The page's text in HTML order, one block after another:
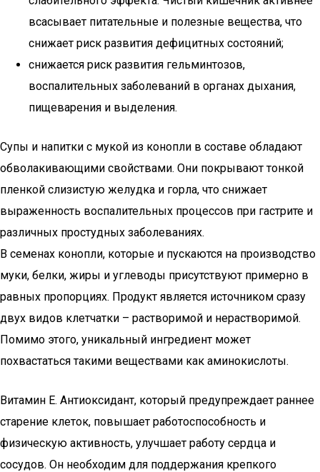
всасывает питательные и полезные вещества, что
снижает риск развития дефицитных состояний;
снижается риск развития гельминтозов,
воспалительных заболеваний в органах дыхания,
пищеварения и выделения.
Супы и напитки с мукой из конопли в составе обладают
обволакивающими свойствами. Они покрывают тонкой
пленкой слизистую желудка и горла, что снижает
выраженность воспалительных процессов при гастрите и
различных простудных заболеваниях.
В семенах конопли, которые и пускаются на производство
муки, белки, жиры и углеводы присутствуют примерно в
равных пропорциях. Продукт является источником сразу
двух видов клетчатки – растворимой и нерастворимой.
Помимо этого, уникальный ингредиент может
похвастаться такими веществами как аминокислоты.
Витамин Е. Антиоксидант, который предупреждает раннее
старение клеток, повышает работоспособность и
физическую активность, улучшает работу сердца и
сосудов. Он необходим для поддержания крепкого